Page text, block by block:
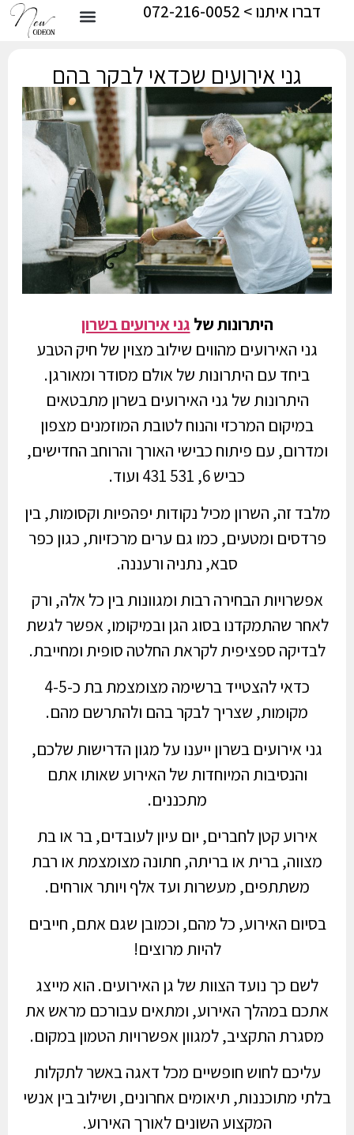
דברו איתנו > 072-216-0052
גני אירועים שכדאי לבקר בהם
היתרונות של גני אירועים בשרון
גני האירועים מהווים שילוב מצוין של חיק הטבע
ביחד עם היתרונות של אולם מסודר ומאורגן.
היתרונות של גני האירועים בשרון מתבטאים
במיקום המרכזי והנוח לטובת המוזמנים מצפון
ומדרום, עם פיתוח כבישי האורך והרוחב החדישים,
כביש 6, 531 431 ועוד.
מלבד זה, השרון מכיל נקודות יפהפיות וקסומות, בין
פרדסים ומטעים, כמו גם ערים מרכזיות, כגון כפר
סבא, נתניה ורעננה.
אפשרויות הבחירה רבות ומגוונות בין כל אלה, ורק
לאחר שהתמקדנו בסוג הגן ובמיקומו, אפשר לגשת
לבדיקה ספציפית לקראת החלטה סופית ומחייבת.
כדאי להצטייד ברשימה מצומצמת בת כ-4-5
מקומות, שצריך לבקר בהם ולהתרשם מהם.
גני אירועים בשרון ייענו על מגון הדרישות שלכם,
והנסיבות המיוחדות של האירוע שאותו אתם
מתכננים.
אירוע קטן לחברים, יום עיון לעובדים, בר או בת
מצווה, ברית או בריתה, חתונה מצומצמת או רבת
משתתפים, מעשרות ועד אלף ויותר אורחים.
בסיום האירוע, כל מהם, וכמובן שגם אתם, חייבים
להיות מרוצים!
לשם כך נועד הצוות של גן האירועים. הוא מייצג
אתכם במהלך האירוע, ומתאים עבורכם מראש את
מסגרת התקציב, למגוון אפשרויות הטמון במקום.
עליכם לחוש חופשיים מכל דאגה באשר לתקלות
בלתי מתוכננות, תיאומים אחרונים, ושילוב בין אנשי
המקצוע השונים לאורך האירוע.